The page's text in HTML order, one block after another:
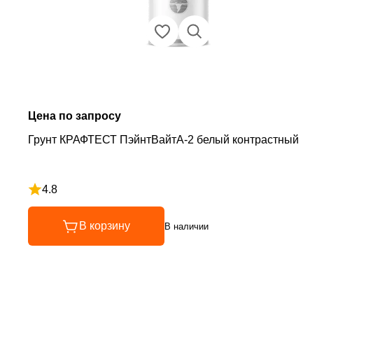
Цена по запросу
Грунт КРАФТЕСТ ПэйнтВайтА-2 белый контрастный
4.8
Рейтинг 4.8 из 5
В корзину В наличии